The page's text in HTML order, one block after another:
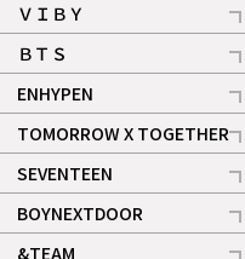
ＶＩＢＹ
記事
ＢＴＳ
記事
ENHYPEN
記事
TOMORROW X TOGETHER
記事
ギャラリー
SEVENTEEN
記事
BOYNEXTDOOR
記事
&TEAM